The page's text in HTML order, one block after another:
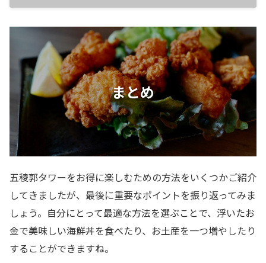
まとめ
五稜郭タワーをお得に楽しむための方法をいくつかご紹介
してきましたが、最後に重要なポイントを振り返ってみま
しょう。自分にとって最適な方法を選ぶことで、浮いたお
金で美味しい海鮮丼を食べたり、お土産を一つ増やしたり
することができますね。